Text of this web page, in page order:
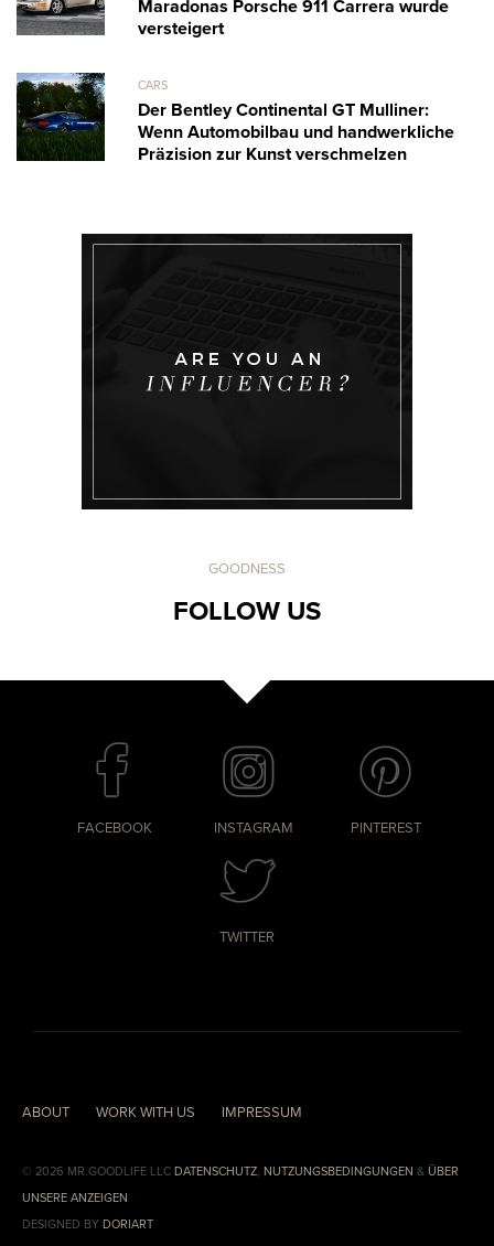
Maradonas Porsche 911 Carrera wurde
versteigert
CARS
Der Bentley Continental GT Mulliner:
Wenn Automobilbau und handwerkliche
Präzision zur Kunst verschmelzen
GOODNESS
FOLLOW US
FACEBOOK INSTAGRAM PINTEREST
TWITTER
ABOUT WORK WITH US IMPRESSUM
© 2026 MR.GOODLIFE LLC DATENSCHUTZ, NUTZUNGSBEDINGUNGEN & ÜBER
UNSERE ANZEIGEN
DESIGNED BY DORIART